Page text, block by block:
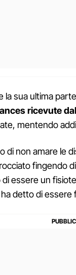
la sua ultima
ricevute
mentendo
di non amare le
fingendo
essere un
detto di essere